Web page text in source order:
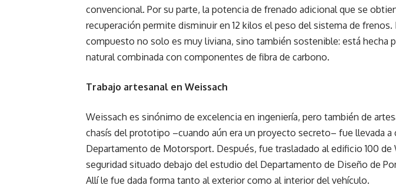
convencional. Por su parte, la potencia de frenado adicional que se
recuperación permite disminuir en 12 kilos el peso del sistema de frenos.
compuesto no solo es muy liviana, sino también sostenible: está hecha
natural combinada con componentes de fibra de carbono.
Trabajo artesanal en Weissach
Weissach es sinónimo de excelencia en ingeniería, pero también de
chasís del prototipo –cuando aún era un proyecto secreto– fue llevada a
Departamento de Motorsport. Después, fue trasladado al edificio 100 de
seguridad situado debajo del estudio del Departamento de Diseño de
Allí le fue dada forma tanto al exterior como al interior del vehículo.